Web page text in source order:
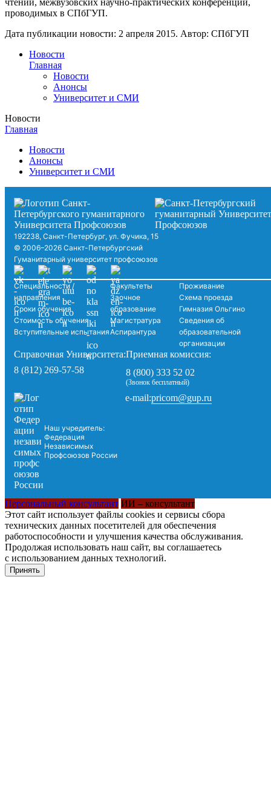
проводимых в СПбГУП.
Дата публикации новости: 2 апреля 2015. Автор: СПбГУП
Новости
Главная
Новости
Анонсы
Университет и СМИ
Новости
Главная
Новости
Анонсы
Университет и СМИ
192238, Санкт-Петербург, ул. Фучика, 15
© 2006–2026 Санкт-Петербургский
Гуманитарный университет профсоюзов
Специальности /
направления
Сроки обучения
Стоимость обучения
Вступительные испытания
Факультеты
Заочное
образование
Магистратура
Аспирантура
Проживание
Схема проезда
Гимназия Ольгино
Сведения об
образовательной
организации
Справочная Университета:
8 (812) 269-57-58
Приемная комиссия:
8 (800) 333 52 02
(Звонок бесплатный)
Наш учредитель:
Федерация
Независимых
Профсоюзов России
e-mail:pricom@gup.ru
Персональный консультант ИИ – консультант
Этот сайт использует файлы cookies и сервисы сбора
технических данных посетителей для обеспечения
работоспособности и улучшения качества обслуживания.
Продолжая использовать наш сайт, вы соглашаетесь
с использованием данных технологий.
Принять